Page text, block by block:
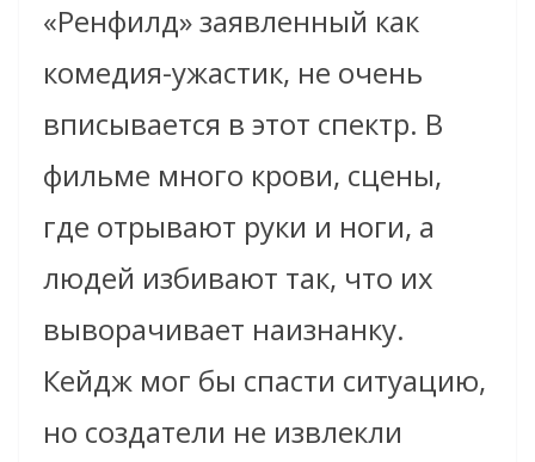
«Ренфилд» заявленный как
комедия-ужастик, не очень
вписывается в этот спектр. В
фильме много крови, сцены,
где отрывают руки и ноги, а
людей избивают так, что их
выворачивает наизнанку.
Кейдж мог бы спасти ситуацию,
но создатели не извлекли